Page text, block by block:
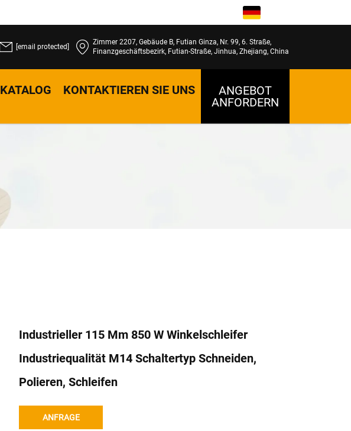
[email protected]
Zimmer 2207, Gebäude B, Futian Ginza, Nr. 99, 6. Straße,
Finanzgeschäftsbezirk, Futian-Straße, Jinhua, Zhejiang, China
KATALOG KONTAKTIEREN SIE UNS
ANGEBOT
ANFORDERN
Industrieller 115 Mm 850 W Winkelschleifer
Industriequalität M14 Schaltertyp Schneiden,
Polieren, Schleifen
ANFRAGE